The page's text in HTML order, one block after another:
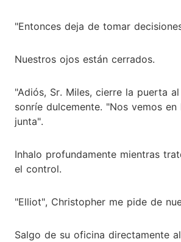
"Entonces deja de tomar
Nuestros ojos están cerrados.
"Adiós, Sr. Miles, cierre la puerta
sonríe dulcemente. "Nos vemos
junta".
Inhalo profundamente mientras
el control.
"Elliot", Christopher me pide de
Salgo de su oficina directamente